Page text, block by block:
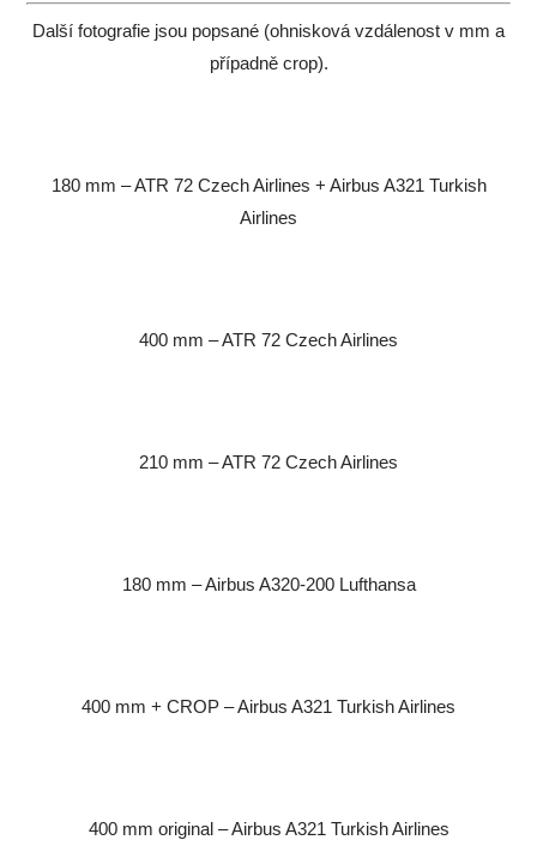
Další fotografie jsou popsané (ohnisková vzdálenost v mm a
případně crop).
180 mm – ATR 72 Czech Airlines + Airbus A321 Turkish
Airlines
400 mm – ATR 72 Czech Airlines
210 mm – ATR 72 Czech Airlines
180 mm – Airbus A320-200 Lufthansa
400 mm + CROP – Airbus A321 Turkish Airlines
400 mm original – Airbus A321 Turkish Airlines